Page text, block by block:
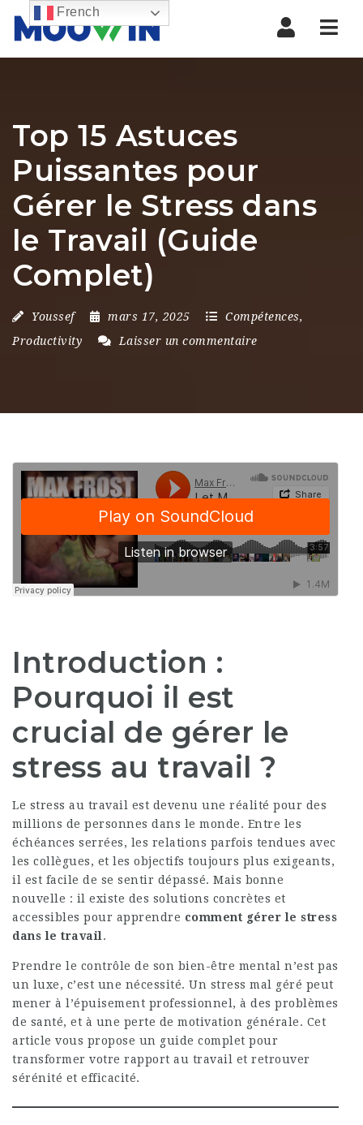
Top 15 Astuces
Puissantes pour
Gérer le Stress dans
le Travail (Guide
Complet)
Youssef mars 17, 2025 Compétences,
Productivity
Laisser un commentaire
Introduction :
Pourquoi il est
crucial de gérer le
stress au travail ?
Le stress au travail est devenu une réalité pour des
millions de personnes dans le monde. Entre les
échéances serrées, les relations parfois tendues avec
les collègues, et les objectifs toujours plus exigeants,
il est facile de se sentir dépassé. Mais bonne
nouvelle : il existe des solutions concrètes et
accessibles pour apprendre comment gérer le stress
dans le travail .
Prendre le contrôle de son bien-être mental n’est pas
un luxe, c’est une nécessité. Un stress mal géré peut
mener à l’épuisement professionnel, à des problèmes
de santé, et à une perte de motivation générale. Cet
article vous propose un guide complet pour
transformer votre rapport au travail et retrouver
sérénité et efficacité.
French